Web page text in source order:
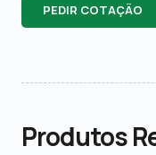
PEDIR COTAÇÃO
Produtos